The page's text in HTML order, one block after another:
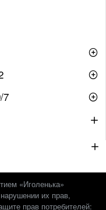
«Иголенька»
их прав,
прав потребителей: